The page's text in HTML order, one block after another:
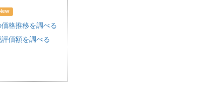
格推移を調べる
価額を調べる